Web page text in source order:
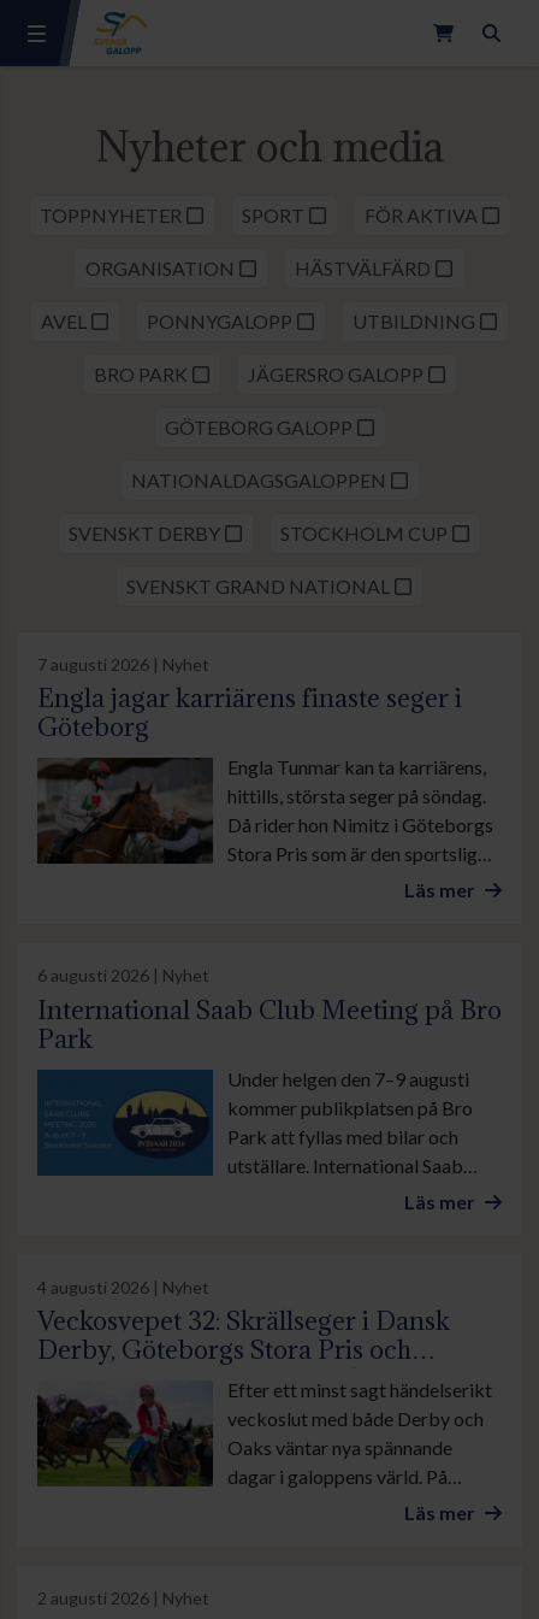
Nyheter och media
TOPPNYHETER SPORT FÖR AKTIVA
ORGANISATION HÄSTVÄLFÄRD
AVEL PONNYGALOPP UTBILDNING
BRO PARK JÄGERSRO GALOPP
GÖTEBORG GALOPP
NATIONALDAGSGALOPPEN
SVENSKT DERBY STOCKHOLM CUP
SVENSKT GRAND NATIONAL
7 augusti 2026 | Nyhet
Engla jagar karriärens finaste seger i
Göteborg
Engla Tunmar kan ta karriärens,
hittills, största seger på söndag.
Då rider hon Nimitz i Göteborgs
Stora Pris som är den sportsliga
höjdpunkten under banans stora
Läs mer
6 augusti 2026 | Nyhet
International Saab Club Meeting på Bro
Park
Under helgen den 7–9 augusti
kommer publikplatsen på Bro
Park att fyllas med bilar och
utställare. International Saab
Läs mer
4 augusti 2026 | Nyhet
Veckosvepet 32: Skrällseger i Dansk
Derby, Göteborgs Stora Pris och
suverän insats av Lamborghini BF
Efter ett minst sagt händelserikt
veckoslut med både Derby och
Oaks väntar nya spännande
dagar i galoppens värld. På
onsdag är det lunchgalopp på
Läs mer
2 augusti 2026 | Nyhet